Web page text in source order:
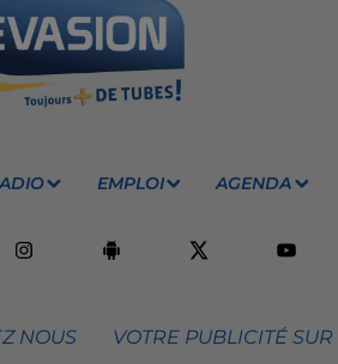
EMPLOI AGENDA
NOUS VOTRE PUBLICITÉ